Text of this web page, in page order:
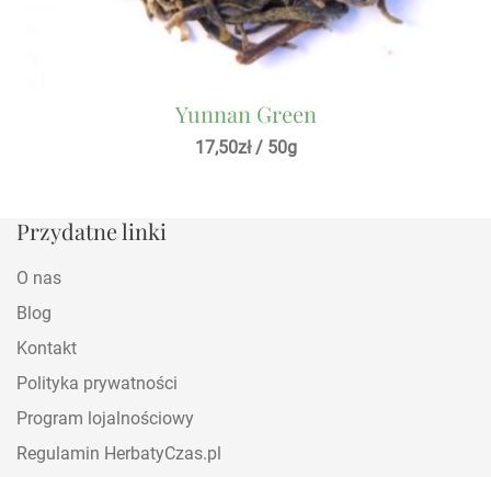
Yunnan Green
17,50zł/ 50g
Przydatne linki
O nas
Blog
Kontakt
Polityka prywatności
Program lojalnościowy
Regulamin HerbatyCzas.pl